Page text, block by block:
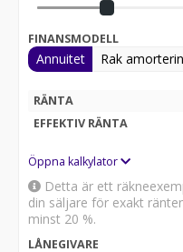
FINANSMODELL
Annuitet Rak
RÄNTA
EFFEKTIV RÄNTA
Öppna kalkylator
Detta är ett
din säljare för exakt
minst 20 %.
LÅNEGIVARE